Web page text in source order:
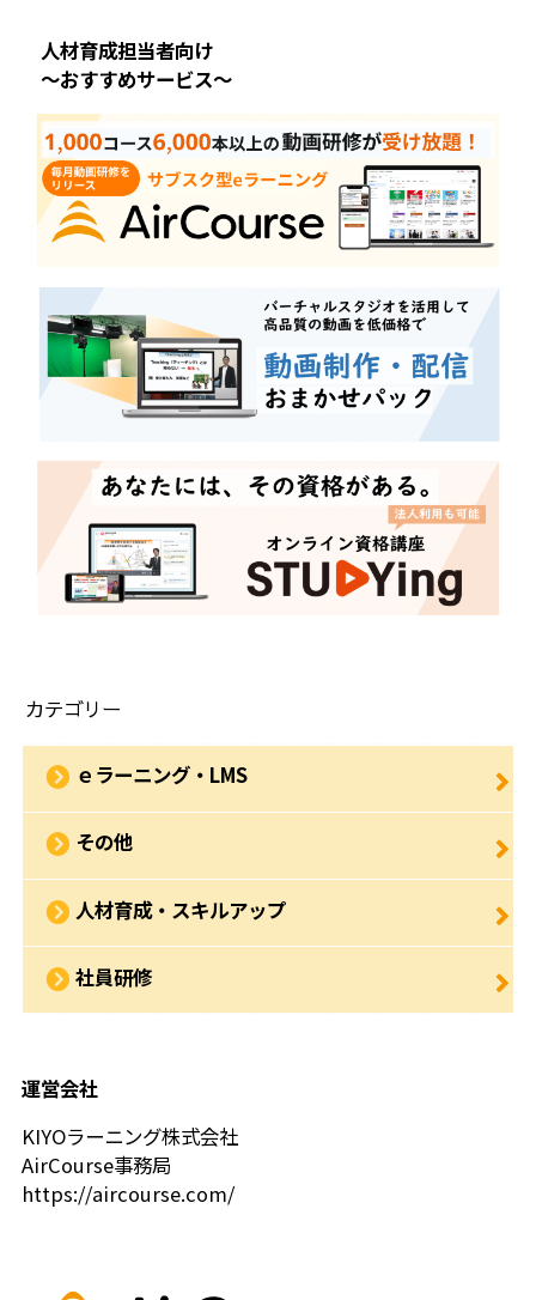
人材育成担当者向け
～おすすめサービス～
カテゴリー
ｅラーニング・LMS
その他
人材育成・スキルアップ
社員研修
運営会社
KIYOラーニング株式会社
AirCourse事務局
https://aircourse.com/